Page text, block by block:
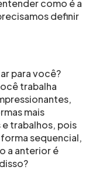
como é a
definir
para você?
trabalha
mais
trabalhos, pois
sequencial,
a anterior é